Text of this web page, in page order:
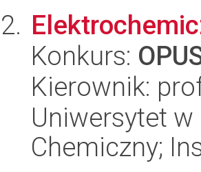
Konkurs:
Kierownik:
Uniwersytet w
Chemiczny;